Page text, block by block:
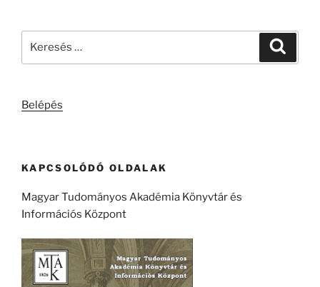
Belépés
KAPCSOLÓDÓ OLDALAK
Magyar Tudományos Akadémia Könyvtár és
Információs Központ